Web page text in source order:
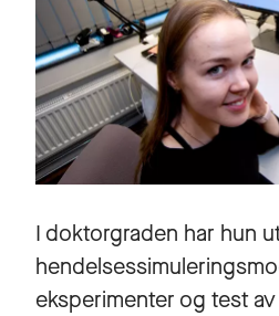
I doktorgraden har hun
eksperimenter og test